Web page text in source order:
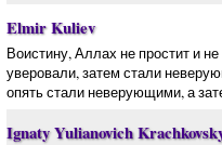
Elmir Kuliev
Воистину, Аллах не простит и
уверовали, затем стали
опять стали неверующими, а
Ignaty Yulianovich